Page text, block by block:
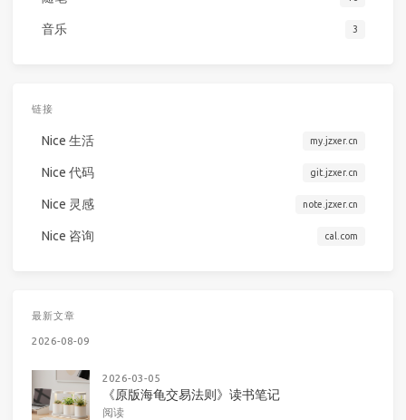
音乐 3
链接
Nice 生活 my.jzxer.cn
Nice 代码 git.jzxer.cn
Nice 灵感 note.jzxer.cn
Nice 咨询 cal.com
最新文章
2026-08-09
2026-03-05
《原版海龟交易法则》读书笔记
阅读